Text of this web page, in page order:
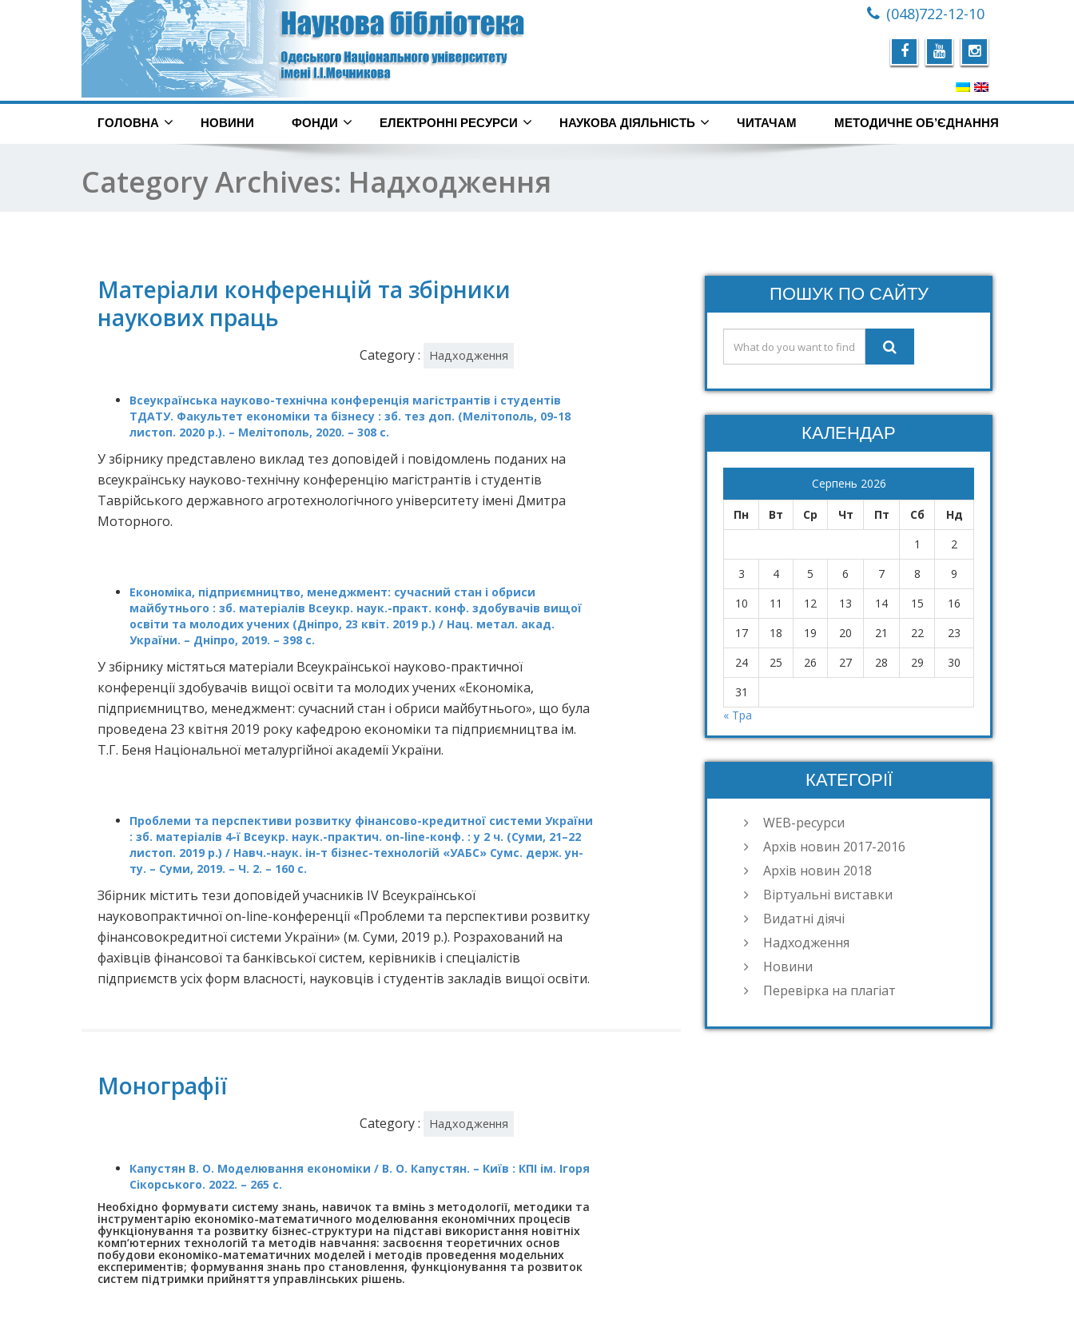
(048)722-12-10
ГОЛОВНА НОВИНИ ФОНДИ ЕЛЕКТРОННІ РЕСУРСИ НАУКОВА ДІЯЛЬНІСТЬ ЧИТАЧАМ МЕТОДИЧНЕ ОБ’ЄДНАННЯ
Category Archives: Надходження
Матеріали конференцій та збірники
наукових праць
Category : Надходження
Всеукраїнська науково-технічна конференція магістрантів і студентів
ТДАТУ. Факультет економіки та бізнесу : зб. тез доп. (Мелітополь, 09-18
листоп. 2020 р.). – Мелітополь, 2020. – 308 с.
У збірнику представлено виклад тез доповідей і повідомлень поданих на
всеукраїнську науково-технічну конференцію магістрантів і студентів
Таврійського державного агротехнологічного університету імені Дмитра
Моторного.
Економіка, підприємництво, менеджмент: сучасний стан і обриси
майбутнього : зб. матеріалів Всеукр. наук.-практ. конф. здобувачів вищої
освіти та молодих учених (Дніпро, 23 квіт. 2019 р.) / Нац. метал. акад.
України. – Дніпро, 2019. – 398 с.
У збірнику містяться матеріали Всеукраїнської науково-практичної
конференції здобувачів вищої освіти та молодих учених «Економіка,
підприємництво, менеджмент: сучасний стан і обриси майбутнього», що була
проведена 23 квітня 2019 року кафедрою економіки та підприємництва ім.
Т.Г. Беня Національної металургійної академії України.
Проблеми та перспективи розвитку фінансово-кредитної системи України
: зб. матеріалів 4-ї Всеукр. наук.-практич. on-line-конф. : у 2 ч. (Суми, 21–22
листоп. 2019 р.) / Навч.-наук. ін-т бізнес-технологій «УАБС» Сумс. держ. ун-
ту. – Суми, 2019. – Ч. 2. – 160 с.
Збірник містить тези доповідей учасників ІV Всеукраїнської
науковопрактичної on-line-конференції «Проблеми та перспективи розвитку
фінансовокредитної системи України» (м. Суми, 2019 р.). Розрахований на
фахівців фінансової та банківської систем, керівників і спеціалістів
підприємств усіх форм власності, науковців і студентів закладів вищої освіти.
Монографії
Category : Надходження
Капустян В. О. Моделювання економіки / В. О. Капустян. – Київ : КПІ ім. Ігоря
Сікорського. 2022. – 265 с.
Необхідно формувати систему знань, навичок та вмінь з методології, методики та
інструментарію економіко-математичного моделювання економічних процесів
функціонування та розвитку бізнес-структури на підставі використання новітніх
комп’ютерних технологій та методів навчання: засвоєння теоретичних основ
побудови економіко-математичних моделей і методів проведення модельних
експериментів; формування знань про становлення, функціонування та розвиток
систем підтримки прийняття управлінських рішень.
ПОШУК ПО САЙТУ
КАЛЕНДАР
Серпень 2026
Пн Вт Ср Чт Пт Сб
Нд
1
2
3
4 5 6 7 8
9
10
11 12 13 14 15
16
17
18 19 20 21 22
23
24
25 26 27 28 29
30
31
« Тра
КАТЕГОРІЇ
WEB-ресурси
Архів новин 2017-2016
Архів новин 2018
Віртуальні виставки
Видатні діячі
Надходження
Новини
Перевірка на плагіат